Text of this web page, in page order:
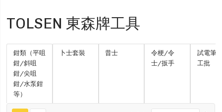
TOLSEN 東森牌工具
鉗類（平咀
鉗/斜咀
鉗/尖咀
鉗/水泵鉗
等）
卜士套裝 昔士
令梗/令
士/扳手
試電筆/
工批